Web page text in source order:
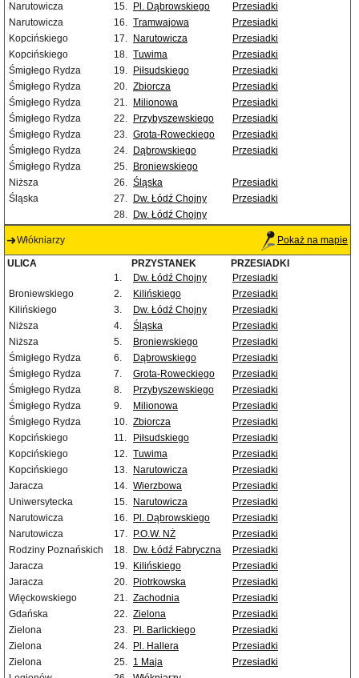
Narutowicza
15. Pl. Dąbrowskiego
Przesiadki
Narutowicza
16. Tramwajowa
Przesiadki
Kopcińskiego
17. Narutowicza
Przesiadki
Kopcińskiego
18. Tuwima
Przesiadki
Śmigłego Rydza
19. Piłsudskiego
Przesiadki
Śmigłego Rydza
20. Zbiorcza
Przesiadki
Śmigłego Rydza
21. Milionowa
Przesiadki
Śmigłego Rydza
22. Przybyszewskiego
Przesiadki
Śmigłego Rydza
23. Grota-Roweckiego
Przesiadki
Śmigłego Rydza
24. Dąbrowskiego
Przesiadki
Śmigłego Rydza
25.
Broniewskiego
Niższa
26. Śląska
Przesiadki
Śląska
27. Dw. Łódź Chojny
Przesiadki
28.
Dw. Łódź Chojny
Włókniarzy Pokaż na mapie
ULICA PRZYSTANEK
PRZESIADKI
1.
Dw. Łódź Chojny
Przesiadki
Broniewskiego
2. Kilińskiego
Przesiadki
Kilińskiego
3. Dw. Łódź Chojny
Przesiadki
Niższa
4. Śląska
Przesiadki
Niższa
5. Broniewskiego
Przesiadki
Śmigłego Rydza
6. Dąbrowskiego
Przesiadki
Śmigłego Rydza
7. Grota-Roweckiego
Przesiadki
Śmigłego Rydza
8. Przybyszewskiego
Przesiadki
Śmigłego Rydza
9. Milionowa
Przesiadki
Śmigłego Rydza
10. Zbiorcza
Przesiadki
Kopcińskiego
11. Piłsudskiego
Przesiadki
Kopcińskiego
12. Tuwima
Przesiadki
Kopcińskiego
13. Narutowicza
Przesiadki
Jaracza
14. Wierzbowa
Przesiadki
Uniwersytecka
15. Narutowicza
Przesiadki
Narutowicza
16. Pl. Dąbrowskiego
Przesiadki
Narutowicza
17. P.O.W. NŻ
Przesiadki
Rodziny Poznańskich
18. Dw. Łódź Fabryczna
Przesiadki
Jaracza
19. Kilińskiego
Przesiadki
Jaracza
20. Piotrkowska
Przesiadki
Więckowskiego
21. Zachodnia
Przesiadki
Gdańska
22. Zielona
Przesiadki
Zielona
23. Pl. Barlickiego
Przesiadki
Zielona
24. Pl. Hallera
Przesiadki
Zielona
25. 1 Maja
Przesiadki